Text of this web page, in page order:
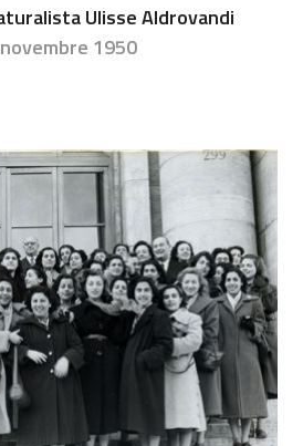
Ulisse Aldrovandi
1950